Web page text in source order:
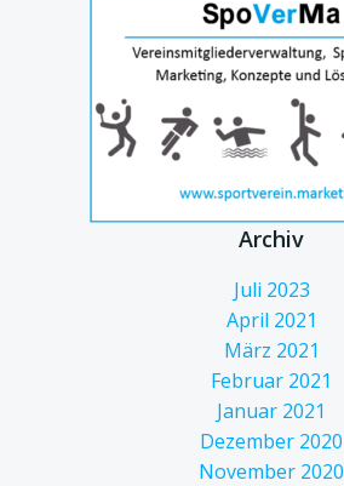
Archiv
Juli 2023
April 2021
März 2021
Februar 2021
Januar 2021
Dezember 2020
November 2020